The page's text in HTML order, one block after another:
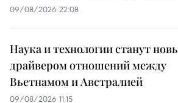
09/08/2026 22:08
Наука и технологии станут
драйвером отношений между
Вьетнамом и Австралией
09/08/2026 11:15